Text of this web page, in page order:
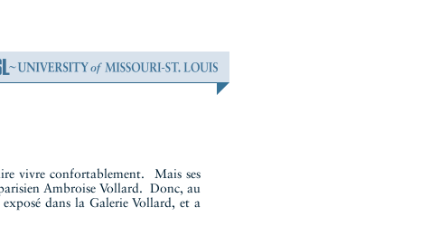
vivre confortablement. Mais ses
Ambroise Vollard. Donc, au
dans la Galerie Vollard, et a